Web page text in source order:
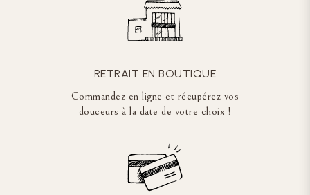
RETRAIT EN BOUTIQUE
Commandez en ligne et récupérez vos
douceurs à la date de votre choix !